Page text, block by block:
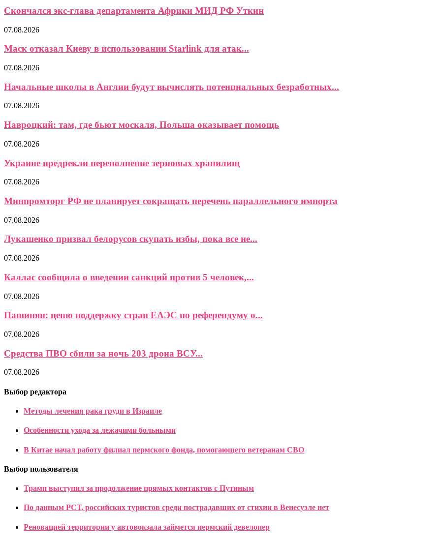
Скончался экс-глава департамента Африки МИД РФ Уткин
07.08.2026
Маск отказал Киеву в использовании Starlink для атак...
07.08.2026
Начальные школы в Англии будут вычислять потенциальных безработных...
07.08.2026
Навроцкий: там, где бьют москаля, Польша оказывает помощь
07.08.2026
Украине предрекли переполнение зерновых хранилищ
07.08.2026
Минпромторг РФ не планирует сокращать перечень параллельного импорта
07.08.2026
Лукашенко призвал белорусов скупать избы, пока все не...
07.08.2026
Каллас сообщила о введении санкций против 5 человек,...
07.08.2026
Пашинян: ценю поддержку стран ЕАЭС по референдуму о...
07.08.2026
Средства ПВО сбили за ночь 203 дрона ВСУ...
07.08.2026
Выбор редактора
Методы лечения рака груди в Израиле
Особенности ухода за лежачими больными
В Китае начал работу филиал пермского фонда, помогающего ветеранам СВО
Выбор пользователя
Трамп выступил за продолжение прямых контактов с Путиным
По данным РСТ, российских туристов среди пострадавших от стихии в Венесуэле нет
Реновацией территории у автовокзала займется пермский девелопер